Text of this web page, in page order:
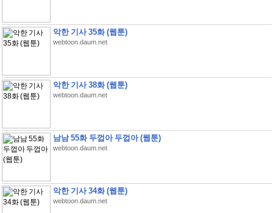
악한 기사 35화 (웹툰)
webtoon.daum.net
악한 기사 38화 (웹툰)
webtoon.daum.net
남남 55화 두껍아 두껍아 (웹툰)
webtoon.daum.net
악한 기사 34화 (웹툰)
webtoon.daum.net